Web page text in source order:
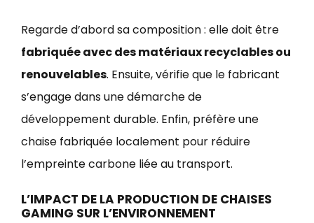
Regarde d’abord sa composition : elle doit être
fabriquée avec des matériaux recyclables ou
renouvelables. Ensuite, vérifie que le fabricant
s’engage dans une démarche de
développement durable. Enfin, préfère une
chaise fabriquée localement pour réduire
l’empreinte carbone liée au transport.
L’IMPACT DE LA PRODUCTION DE CHAISES
GAMING SUR L’ENVIRONNEMENT